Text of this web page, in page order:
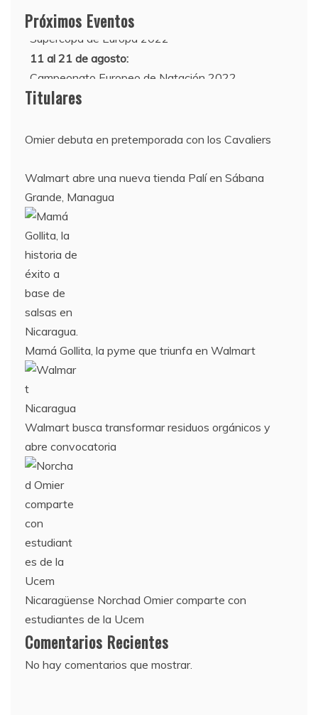
Próximos Eventos
10 de agosto:
11 al 21 de agosto:
Campeonato Europeo de Natación 2022
Titulares
Omier debuta en pretemporada con los Cavaliers
Walmart abre una nueva tienda Palí en Sábana
Grande, Managua
Mamá Gollita, la pyme que triunfa en Walmart
Walmart busca transformar residuos orgánicos y
abre convocatoria
Nicaragüense Norchad Omier comparte con
estudiantes de la Ucem
Comentarios Recientes
No hay comentarios que mostrar.